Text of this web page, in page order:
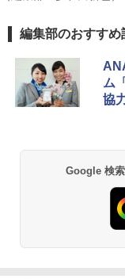
編集部のおすすめ
ム
協
Google 検